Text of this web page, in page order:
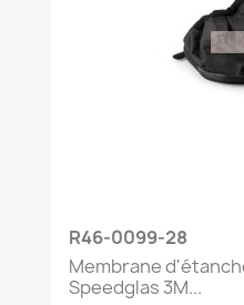
R46-0099-28
Membrane
Speedglas 3M...